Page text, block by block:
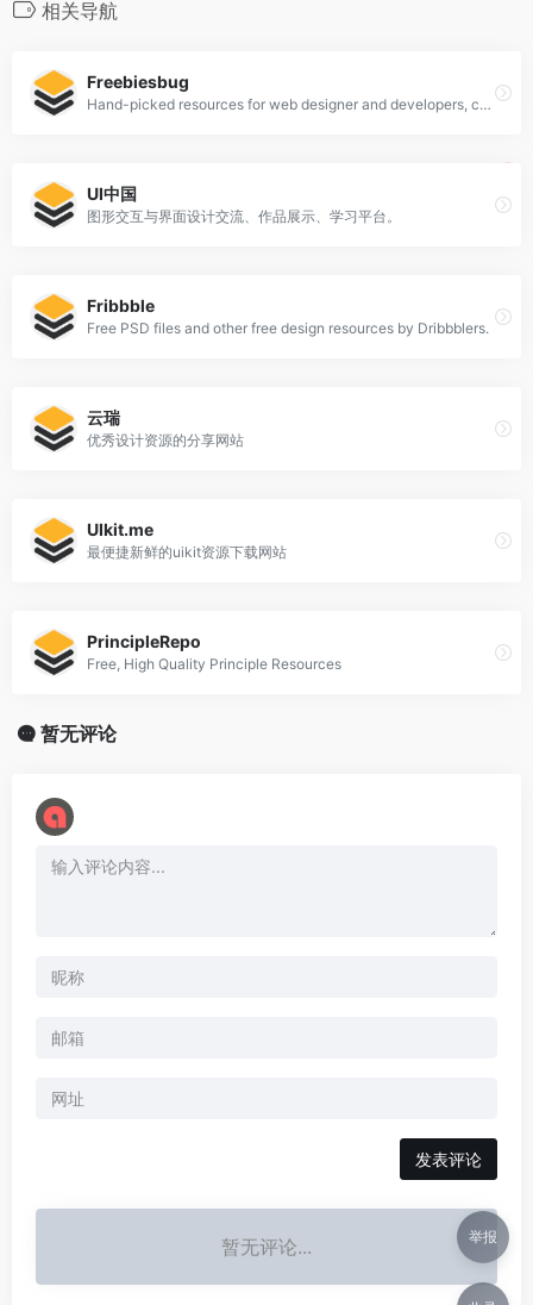
相关导航
Freebiesbug
Hand-picked resources for web designer and developers, constantly updated.
UI中国
图形交互与界面设计交流、作品展示、学习平台。
Fribbble
Free PSD files and other free design resources by Dribbblers.
云瑞
优秀设计资源的分享网站
UIkit.me
最便捷新鲜的uikit资源下载网站
PrincipleRepo
Free, High Quality Principle Resources
暂无评论
暂无评论... 举报